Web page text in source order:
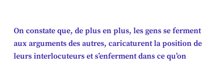
On constate que, de plus en plus, les gens se ferment
aux arguments des autres, caricaturent la position de
leurs interlocuteurs et s’enferment dans ce qu’on